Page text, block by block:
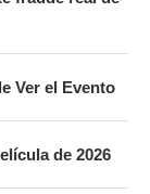
Ver el Evento
de 2026